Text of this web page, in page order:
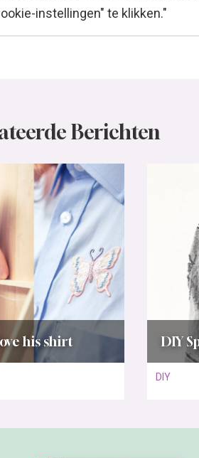
instellingen" te klikken."
Berichten
his shirt DIY
DIY